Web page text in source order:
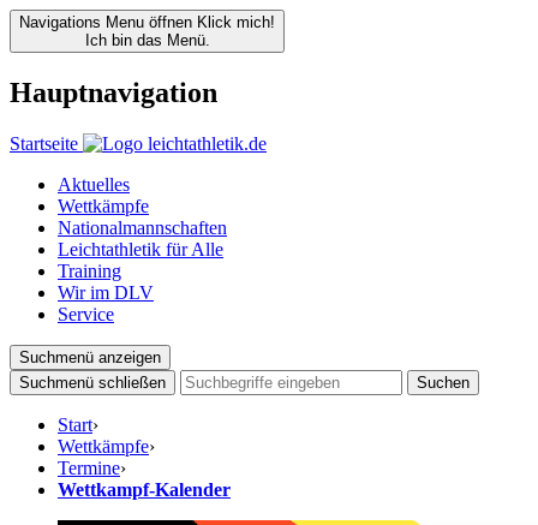
Navigations Menu öffnen Klick mich!
Ich bin das Menü.
Hauptnavigation
Startseite
Aktuelles
Wettkämpfe
Nationalmannschaften
Leichtathletik für Alle
Training
Wir im DLV
Service
Suchmenü anzeigen
Suchmenü schließen
Suchen
Start›
Wettkämpfe›
Termine›
Wettkampf-Kalender